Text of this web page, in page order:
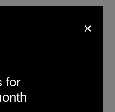
×
for